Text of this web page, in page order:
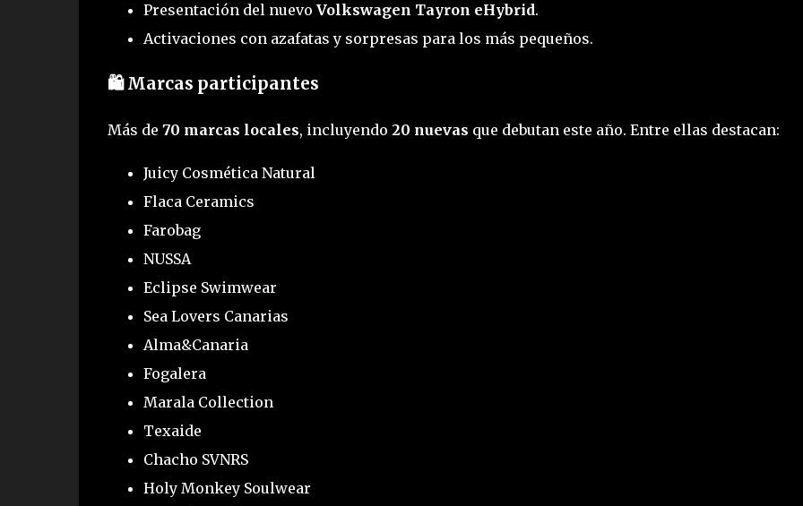
Presentación del nuevo Volkswagen Tayron eHybrid.
Activaciones con azafatas y sorpresas para los más pequeños.
🛍️ Marcas participantes
Más de 70 marcas locales, incluyendo 20 nuevas que debutan este año. Entre ellas destacan:
Juicy Cosmética Natural
Flaca Ceramics
Farobag
NUSSA
Eclipse Swimwear
Sea Lovers Canarias
Alma&Canaria
Fogalera
Marala Collection
Texaide
Chacho SVNRS
Holy Monkey Soulwear